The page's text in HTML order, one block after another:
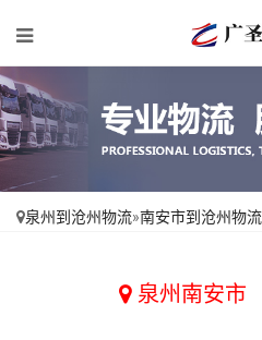
泉州到沧州物流»南安市到沧州物
泉州南安市